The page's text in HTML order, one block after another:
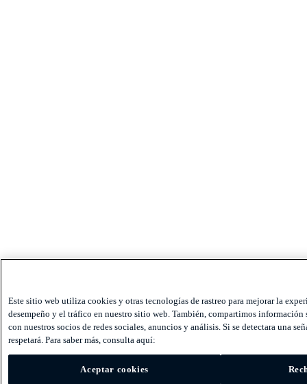
Este sitio web utiliza cookies y otras tecnologías de rastreo para mejorar la
desempeño y el tráfico en nuestro sitio web. También, compartimos información
con nuestros socios de redes sociales, anuncios y análisis. Si se detectara una
respetará. Para saber más, consulta aquí:
Aceptar cookies